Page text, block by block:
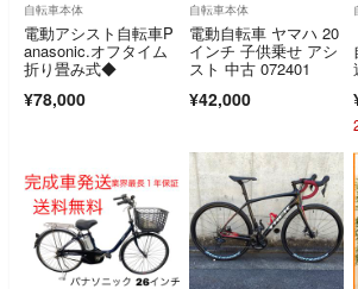
自転車本体
電動アシスト自転車P
anasonic.オフタイム
折り畳み式◆
¥78,000
自転車本体
電動自転車 ヤマハ 20
インチ 子供乗せ アシ
スト 中古 072401
¥42,000